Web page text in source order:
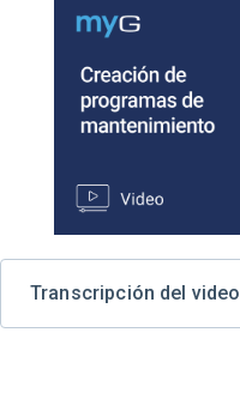
Transcripción del video